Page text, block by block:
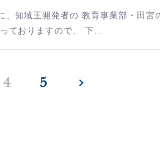
知域王開発者の 教育事業部・田宮
ておりますので、 下…
4 5